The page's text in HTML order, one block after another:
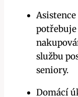
potřebuje
službu
seniory.
Domácí